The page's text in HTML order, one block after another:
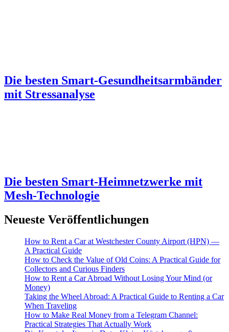
Die besten Smart-Gesundheitsarmbänder
mit Stressanalyse
Die besten Smart-Heimnetzwerke mit
Mesh-Technologie
Neueste Veröffentlichungen
How to Rent a Car at Westchester County Airport (HPN) —
A Practical Guide
How to Check the Value of Old Coins: A Practical Guide for
Collectors and Curious Finders
How to Rent a Car Abroad Without Losing Your Mind (or
Money)
Taking the Wheel Abroad: A Practical Guide to Renting a Car
When Traveling
How to Make Real Money from a Telegram Channel:
Practical Strategies That Actually Work